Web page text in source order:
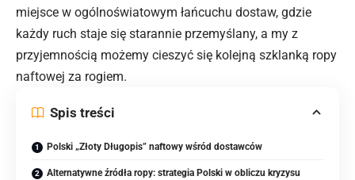
miejsce w ogólnoświatowym łańcuchu dostaw, gdzie
każdy ruch staje się starannie przemyślany, a my z
przyjemnością możemy cieszyć się kolejną szklanką ropy
naftowej za rogiem.
Spis treści
Polski „Złoty Długopis” naftowy wśród dostawców
Alternatywne źródła ropy: strategia Polski w obliczu kryzysu